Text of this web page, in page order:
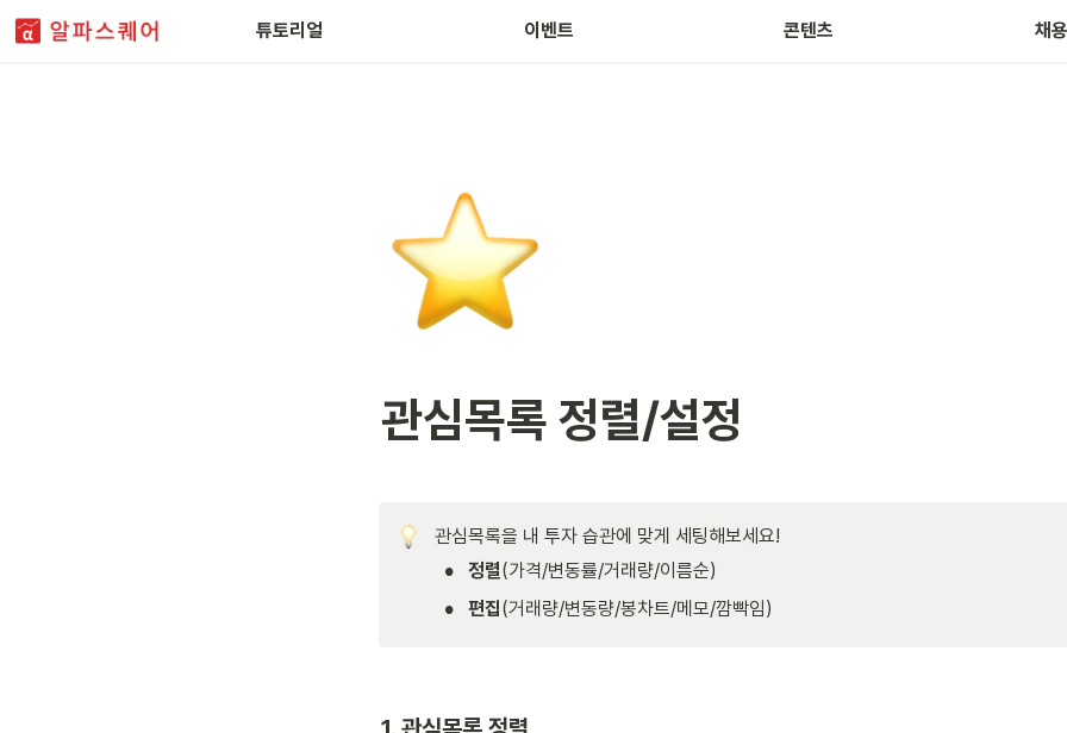
튜토리얼 이벤트 콘텐츠 채
FAQ 주식 테마 정보 근
관심목록 정렬/설정
관심목록을 내 투자 습관에 맞게 세팅해보세요!
• 정렬(가격/변동률/거래량/이름순)
• 편집(거래량/변동량/봉차트/메모/깜빡임)